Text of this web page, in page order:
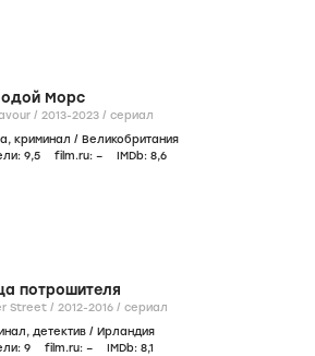
Морс
Endeavour / 2013-2023 / сериал
, криминал / Великобритания
9,5 film.ru: – IMDb: 8,6
потрошителя
Ripper Street / 2012-2016 / сериал
, детектив / Ирландия
9 film.ru: – IMDb: 8,1